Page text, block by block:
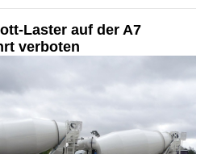
Laster auf der A7
verboten